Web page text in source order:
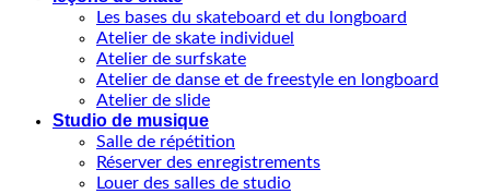
Les bases du skateboard et du longboard
Atelier de skate individuel
Atelier de surfskate
Atelier de danse et de freestyle en longboard
Atelier de slide
Studio de musique
Salle de répétition
Réserver des enregistrements
Louer des salles de studio